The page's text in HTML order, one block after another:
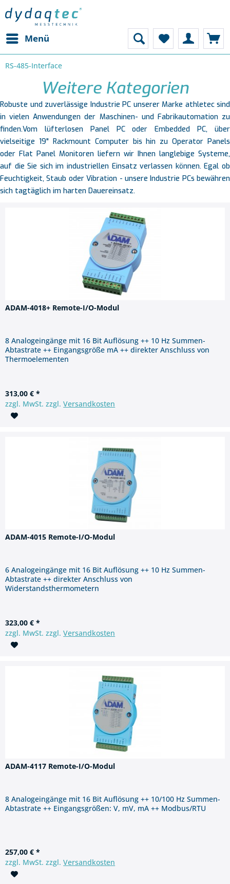
Menü
RS-485-Interface
Weitere Kategorien
Robuste und zuverlässige Industrie PC unserer Marke athletec sind
in vielen Anwendungen der Maschinen- und Fabrikautomation zu
finden.Vom lüfterlosen Panel PC oder Embedded PC, über
vielseitige 19" Rackmount Computer bis hin zu Operator Panels
oder Flat Panel Monitoren liefern wir Ihnen langlebige Systeme,
auf die Sie sich im industriellen Einsatz verlassen können. Egal ob
Feuchtigkeit, Staub oder Vibration - unsere Industrie PCs bewähren
sich tagtäglich im harten Dauereinsatz.
ADAM-4018+ Remote-I/O-Modul
8 Analogeingänge mit 16 Bit Auflösung ++ 10 Hz Summen-
Abtastrate ++ Eingangsgröße mA ++ direkter Anschluss von
Thermoelementen
313,00 € *
zzgl. MwSt. zzgl.Versandkosten
ADAM-4015 Remote-I/O-Modul
6 Analogeingänge mit 16 Bit Auflösung ++ 10 Hz Summen-
Abtastrate ++ direkter Anschluss von
Widerstandsthermometern
323,00 € *
zzgl. MwSt. zzgl.Versandkosten
ADAM-4117 Remote-I/O-Modul
8 Analogeingänge mit 16 Bit Auflösung ++ 10/100 Hz Summen-
Abtastrate ++ Eingangsgrößen: V, mV, mA ++ Modbus/RTU
257,00 € *
zzgl. MwSt. zzgl.Versandkosten